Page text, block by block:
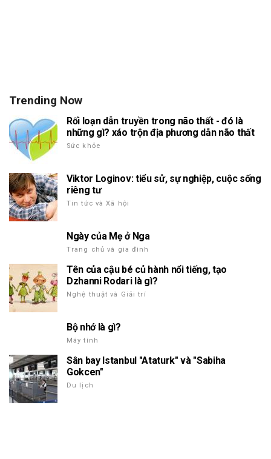
Trending Now
Rối loạn dẫn truyền trong não thất - đó là
những gì? xáo trộn địa phương dẫn não thất
Sức khỏe
Viktor Loginov: tiểu sử, sự nghiệp, cuộc sống
riêng tư
Tin tức và Xã hội
Ngày của Mẹ ở Nga
Trang chủ và gia đình
Tên của cậu bé củ hành nổi tiếng, tạo
Dzhanni Rodari là gì?
Nghệ thuật và Giải trí
Bộ nhớ là gì?
Máy tính
Sân bay Istanbul "Ataturk" và "Sabiha
Gokcen"
Du lịch